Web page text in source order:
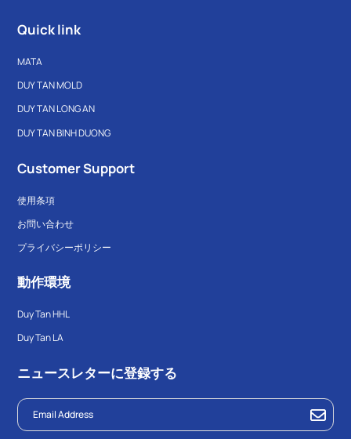
Quick link
MATA
DUY TAN MOLD
DUY TAN LONG AN
DUY TAN BINH DUONG
Customer Support
使用条項
お問い合わせ
プライバシーポリシー
動作環境
Duy Tan HHL
Duy Tan LA
ニュースレターに登録する